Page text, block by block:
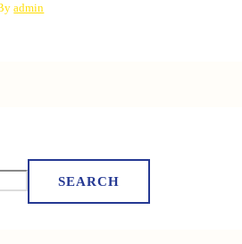
SEARCH
admin